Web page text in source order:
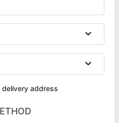
address